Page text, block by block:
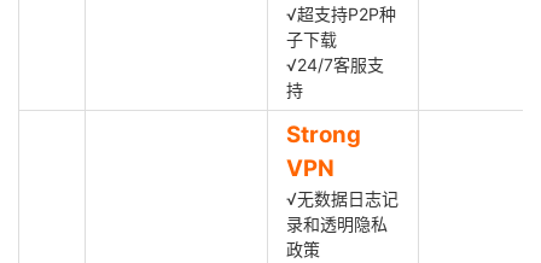
√超支持P2P种
子下载
√24/7客服支
持
Strong
VPN
√无数据日志记
录和透明隐私
政策